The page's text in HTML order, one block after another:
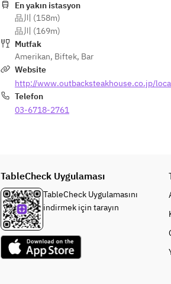
En yakın istasyon
品川 (158m)
品川 (169m)
Mutfak
Amerikan, Biftek, Bar
Website
http://www.outbacksteakhouse.co.jp/
Telefon
03-6718-2761
TableCheck Uygulaması
TableCheck Uygulamasını
indirmek için tarayın